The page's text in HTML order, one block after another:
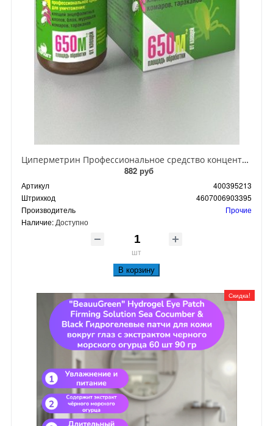
Циперметрин Профессиональное средство концентрат эмульсии 25% для уничтожения тараканов, мух,комаров, блох, клопов, муравьев, ос 50 мл
882 руб
Артикул
400395213
Штрихкод
4607006903395
Производитель
Прочие
Наличие: Доступно
шт
В корзину
Скидка!